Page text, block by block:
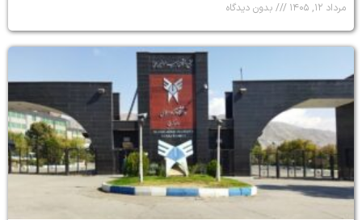
مرداد ۱۲, ۱۴۰۵ بدون دیدگاه